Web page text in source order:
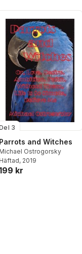
3
Parrots and Witches
Michael Ostrogorsky
Häftad, 2019
kr